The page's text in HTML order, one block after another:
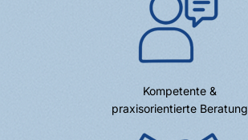
Kompetente &
praxisorientierte Beratung